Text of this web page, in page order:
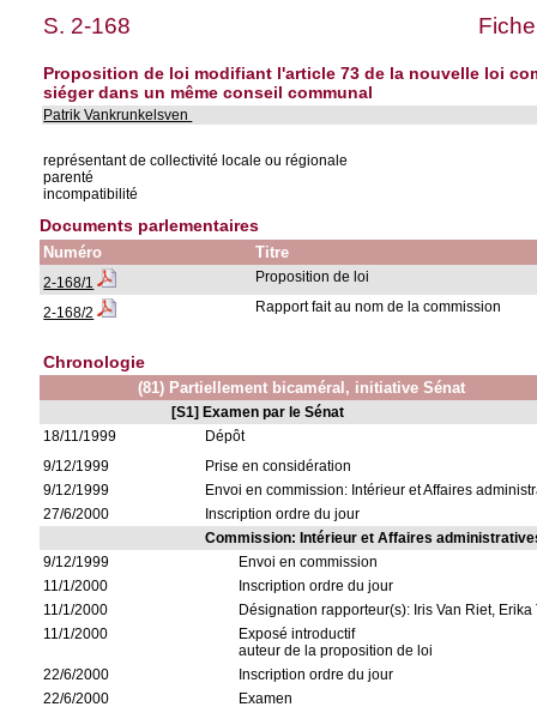
S. 2-168
Proposition de loi modifiant l'article 73 de la nouvelle loi
siéger dans un même conseil communal
Patrik Vankrunkelsven
représentant de collectivité locale ou régionale
parenté
incompatibilité
Documents parlementaires
Numéro Titre
2-168/1 Proposition de loi
2-168/2 Rapport fait au nom de la commission
Chronologie
(81) Partiellement bicaméral, initiative Sénat
[S1] Examen par le Sénat
18/11/1999
Dépôt
9/12/1999
Prise en considération
9/12/1999
Envoi en commission: Intérieur et Affaires
27/6/2000
Inscription ordre du jour
Commission: Intérieur et Affaires
9/12/1999
Envoi en commission
11/1/2000
Inscription ordre du jour
11/1/2000
Désignation rapporteur(s): Iris Van Riet, Erika
11/1/2000
Exposé introductif
auteur de la proposition de loi
22/6/2000
Inscription ordre du jour
22/6/2000
Examen